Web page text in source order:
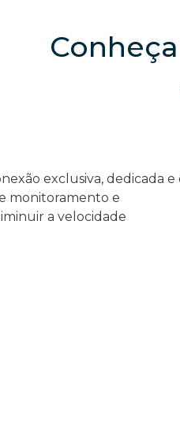
exclusiva, dedicada e
monitoramento e
a velocidade